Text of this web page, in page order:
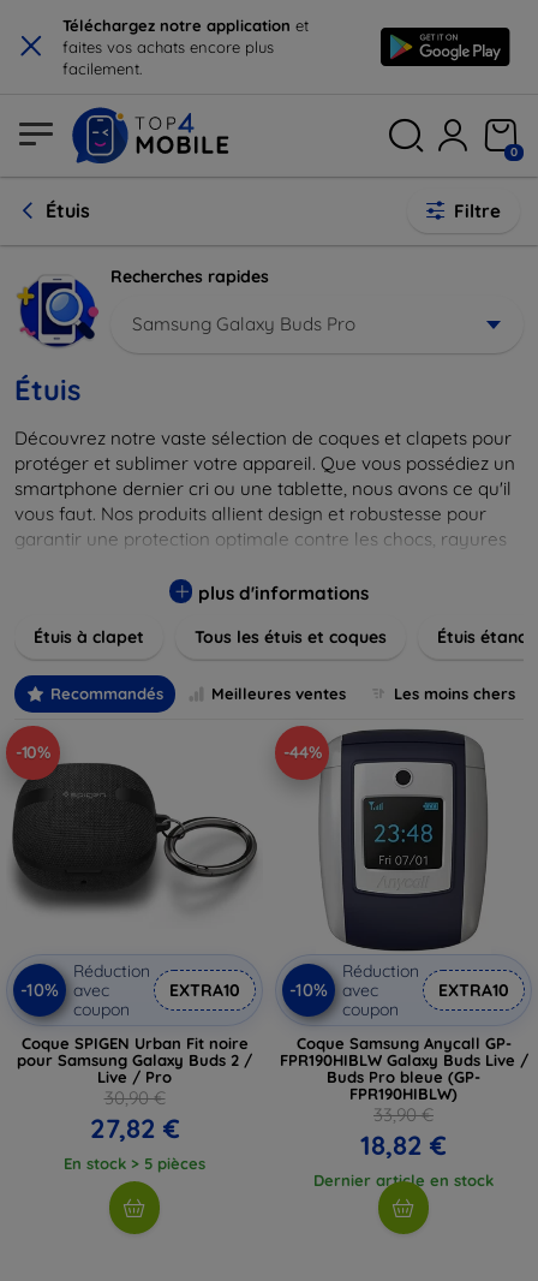
× Téléchargez notre application et
faites vos achats encore plus
facilement.
0
Étuis Filtre
Recherches rapides
Samsung Galaxy Buds Pro
Étuis
Découvrez notre vaste sélection de coques et clapets pour
protéger et sublimer votre appareil. Que vous possédiez un
smartphone dernier cri ou une tablette, nous avons ce qu'il
vous faut. Nos produits allient design et robustesse pour
garantir une protection optimale contre les chocs, rayures
allant des modèles élégants et minimalistes aux designs
matériaux de haute qualité, y compris le cuir, le silicone, et
parfait pour exprimer votre style tout en assurant la
durabilité de votre appareil.
plus d'informations
Étuis à clapet Tous les étuis et coques Étuis
Recommandés Meilleures ventes Les moins chers
-10%
-10%
Réduction
avec
coupon
EXTRA10
Coque SPIGEN Urban Fit noire
pour Samsung Galaxy Buds 2 /
Live / Pro
30,90 €
27,82 €
En stock > 5 pièces
-44%
-10%
Réduction
avec
coupon
EXTRA10
Coque Samsung Anycall GP-
FPR190HIBLW Galaxy Buds Live /
Buds Pro bleue (GP-
FPR190HIBLW)
33,90 €
18,82 €
Dernier article en stock